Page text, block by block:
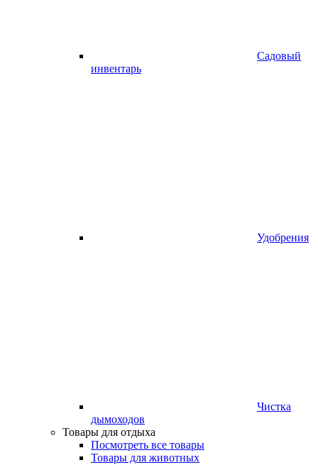
Садовый
инвентарь
Удобрения
Чистка
дымоходов
Товары для отдыха
Посмотреть все товары
Товары для животных